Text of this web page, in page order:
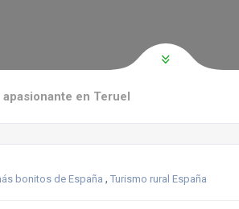
en Teruel
bonitos de España , Turismo rural España